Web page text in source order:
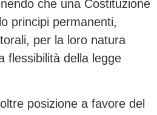
che una Costituzione
principi permanenti,
per la loro natura
flessibilità della legge
posizione a favore del